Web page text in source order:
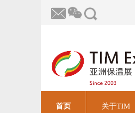
首页 关于TIM